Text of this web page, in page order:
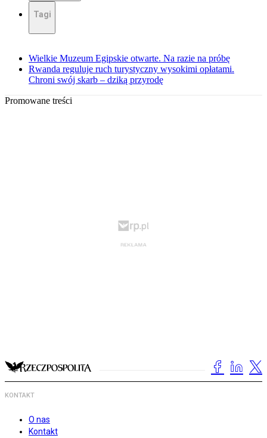
Tagi
Wielkie Muzeum Egipskie otwarte. Na razie na próbę
Rwanda reguluje ruch turystyczny wysokimi opłatami.
Chroni swój skarb – dziką przyrodę
Promowane treści
KONTAKT
O nas
Kontakt